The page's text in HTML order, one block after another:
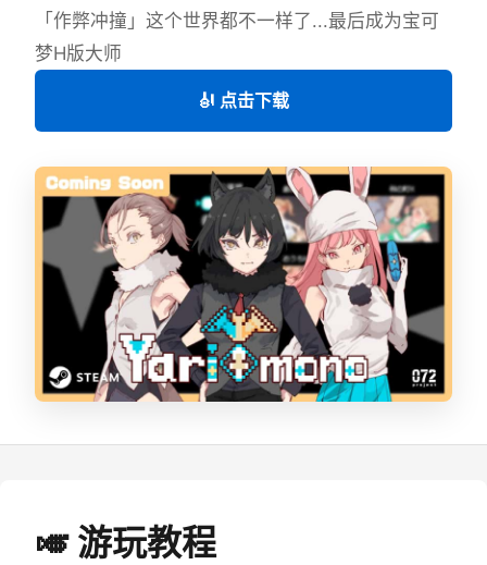
「作弊冲撞」这个世界都不一样了...最后成为宝可
梦H版大师
🎻 点击下载
🎺 游玩教程